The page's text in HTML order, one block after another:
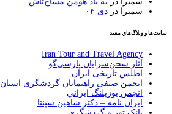
سمیرا دردی ۰۴
و وبلاگ‌هاي مفيد
Iran Tour and Travel Agency
آثار سخن‌سرايان پارسي‌گو
اطلس تاریخی ایران
انجمن صنفی راهنمایان گردشگری استان تهران
انجمن يوزپلنگ ايراني
ایران نامه – دکتر شاهین سپنتا